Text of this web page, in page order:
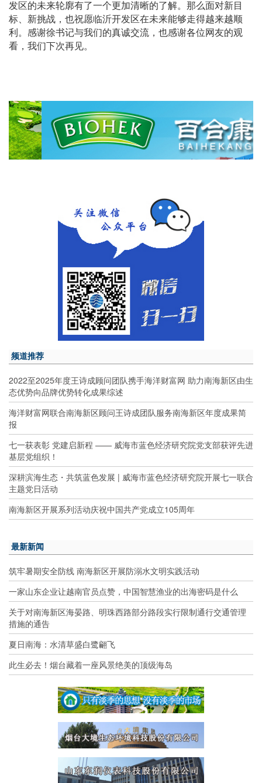
发区的未来轮廓有了一个更加清晰的了解。那么面对新目
标、新挑战，也祝愿临沂开发区在未来能够走得越来越顺
利。感谢徐书记与我们的真诚交流，也感谢各位网友的观
看，我们下次再见。
频道推荐
2022至2025年度王诗成顾问团队携手海洋财富网 助力南海新区由生
态优势向品牌优势转化成果综述
海洋财富网联合南海新区顾问王诗成团队服务南海新区年度成果简
报
七一获表彰 党建启新程 —— 威海市蓝色经济研究院党支部获评先进
基层党组织！
深耕滨海生态・共筑蓝色发展 | 威海市蓝色经济研究院开展七一联合
主题党日活动
南海新区开展系列活动庆祝中国共产党成立105周年
最新新闻
筑牢暑期安全防线 南海新区开展防溺水文明实践活动
一家山东企业让越南官员点赞，中国智慧渔业的出海密码是什么
关于对南海新区海晏路、明珠西路部分路段实行限制通行交通管理
措施的通告
夏日南海：水清草盛白鹭翩飞
此生必去！烟台藏着一座风景绝美的顶级海岛